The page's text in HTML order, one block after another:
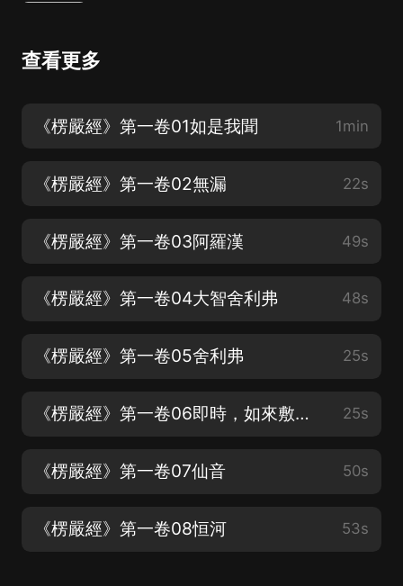
查看更多
《楞嚴經》第一卷01如是我聞 1min
《楞嚴經》第一卷02無漏 22s
《楞嚴經》第一卷03阿羅漢 49s
《楞嚴經》第一卷04大智舍利弗 48s
《楞嚴經》第一卷05舍利弗 25s
《楞嚴經》第一卷06即時，如來敷座宴安 25s
《楞嚴經》第一卷07仙音 50s
《楞嚴經》第一卷08恒河 53s